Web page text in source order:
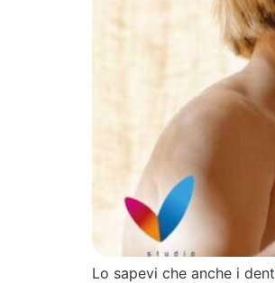
Lo sapevi che anche i